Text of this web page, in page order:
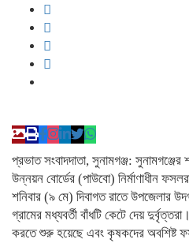
প্রভাত সংবাদদাতা, সুনামগঞ্জ: সুনামগঞ্জের
উন্নয়ন বোর্ডের (পাউবো) নির্মাণাধীন
শনিবার (৯ মে) দিবাগত রাতে উপজেলার
গ্রামের মধ্যবর্তী বাঁধটি কেটে দেয়
করতে শুরু হয়েছে এবং কৃষকদের অবশিষ্ট